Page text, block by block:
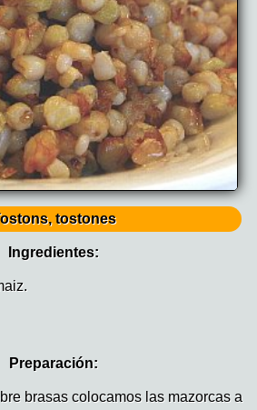
tostones
Ingredientes:
Preparación:
brasas colocamos las mazorcas a